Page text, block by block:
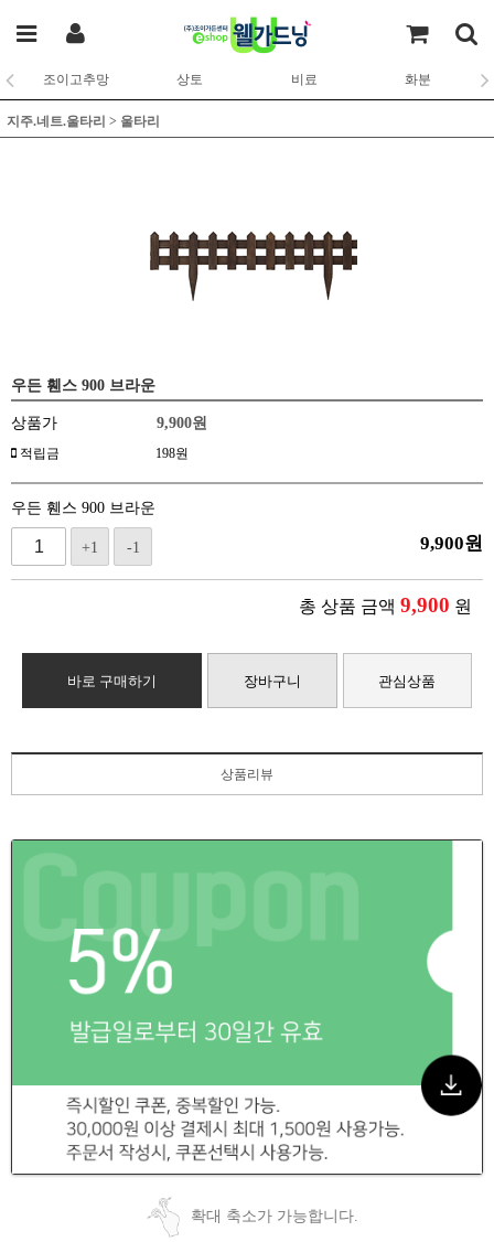
조이고추망 상토 비료 화분
지주.네트.울타리 > 울타리
우든 휀스 900 브라운
상품가 9,900원
적립금 198원
우든 휀스 900 브라운
+1 -1 9,900원
총 상품 금액 9,900 원
바로 구매하기 장바구니 관심상품
상품리뷰
확대 축소가 가능합니다.